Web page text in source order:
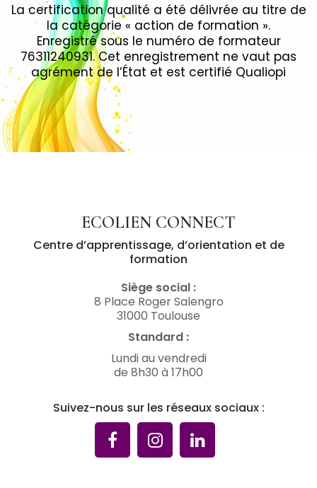
La certification qualité a été délivrée au titre de
la catégorie « action de formation ».
Enregistré sous le numéro de formateur
76311240931. Cet enregistrement ne vaut pas
agrément de l’État et est certifié Qualiopi
ECOLIEN CONNECT
Centre d’apprentissage, d’orientation et de
formation
Siège social :
8 Place Roger Salengro
31000 Toulouse
Standard :
Lundi au vendredi
de 8h30 à 17h00
Suivez-nous sur les réseaux sociaux :